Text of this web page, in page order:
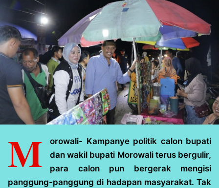
M
orowali- Kampanye politik calon bupati
dan wakil bupati Morowali terus bergulir,
para calon pun bergerak mengisi
panggung-panggung di hadapan masyarakat. Tak